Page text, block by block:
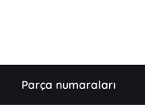
Parça numaraları